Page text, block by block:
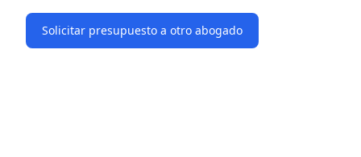
Solicitar presupuesto a otro abogado